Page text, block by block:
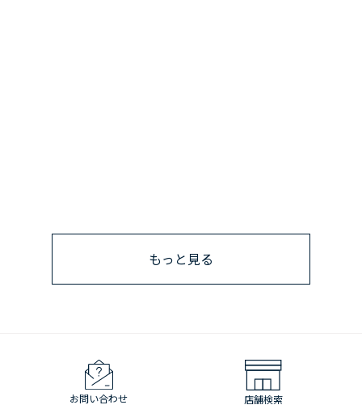
もっと見る
お問い合わせ 店舗検索